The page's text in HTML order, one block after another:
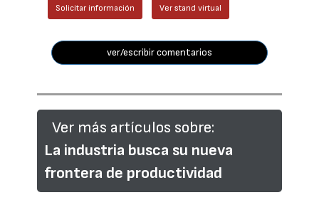
Solicitar información Ver stand virtual
ver/escribir comentarios
Ver más artículos sobre:
La industria busca su nueva
frontera de productividad